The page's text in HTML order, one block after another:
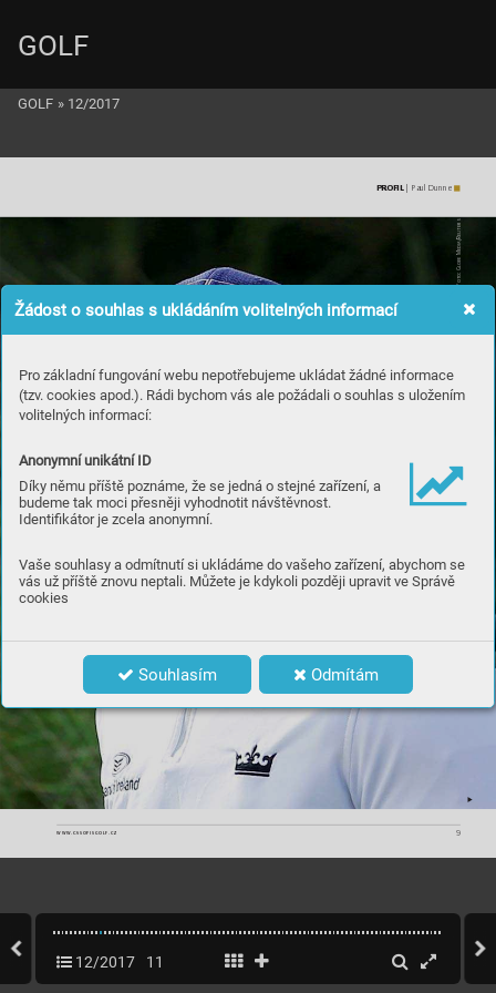
Žádost o souhlas s ukládáním volitelných informací
Pro základní fungování webu nepotřebujeme ukládat žádné informace
(tzv. cookies apod.). Rádi bychom vás ale požádali o souhlas s uložením
volitelných informací:
Anonymní unikátní ID
Díky němu příště poznáme, že se jedná o stejné zařízení, a
budeme tak moci přesněji vyhodnotit návštěvnost.
Identifikátor je zcela anonymní.
Vaše souhlasy a odmítnutí si ukládáme do vašeho zařízení, abychom se
vás už příště znovu neptali. Můžete je kdykoli později upravit ve Správě
cookies
Souhlasím Odmítám
WWW.CASOPISGOLF .CZ 9
PROFIL | Paul Dunne
Foto: Globe M
edi
a/R
eut
er
GOLF
GOLF » 12/2017
12/2017 11